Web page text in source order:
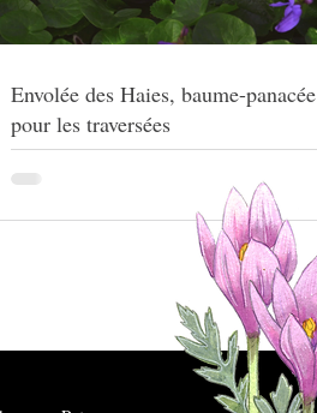
Envolée des Haies, baume-panacée
pour les traversées